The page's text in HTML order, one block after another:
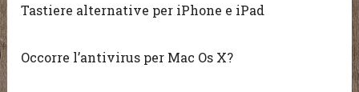
Tastiere alternative per iPhone e iPad
Occorre l’antivirus per Mac Os X?